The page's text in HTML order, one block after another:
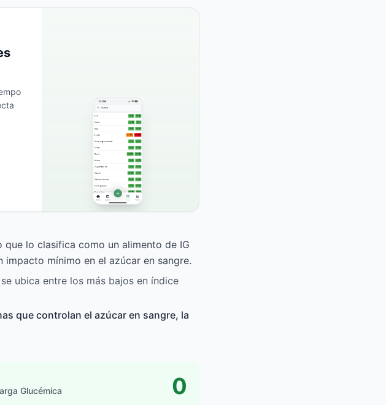
lo clasifica como un alimento de IG
mínimo en el azúcar en sangre.
ubica entre los más bajos en índice
que controlan el azúcar en sangre, la
Glucémica 0